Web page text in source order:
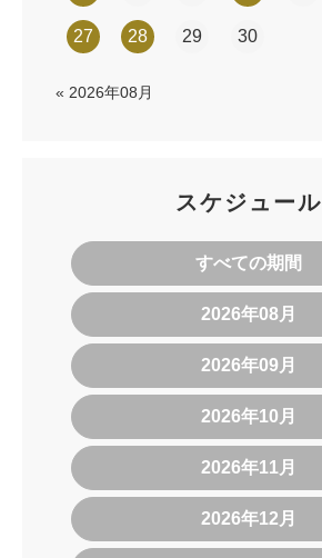
27 28 29 30
« 2026年08月
スケジュール
すべての期間
2026年08月
2026年09月
2026年10月
2026年11月
2026年12月